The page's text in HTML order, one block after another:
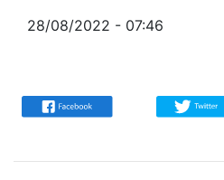
28/08/2022 - 07:46